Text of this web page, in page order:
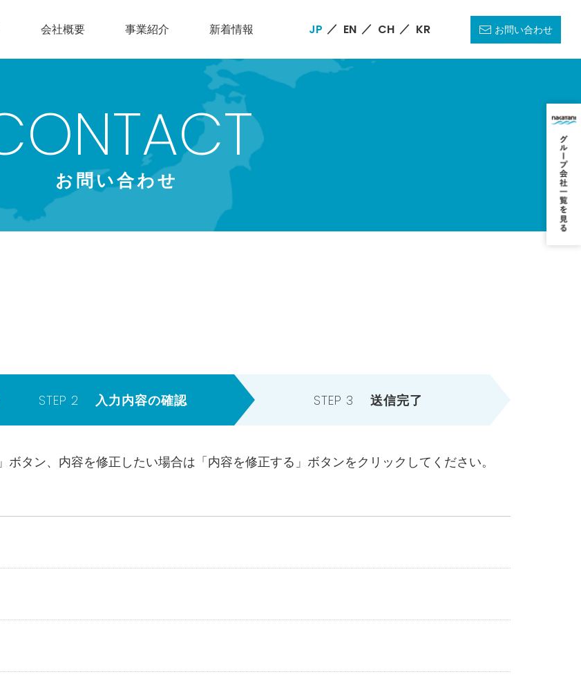
会社概要 事業紹介 新着情報 JP ／ EN ／ CH ／ KR お問い合わせ
お問い合わせ
STEP 2 入力内容の確認 STEP 3 送信完了
タン、内容を修正したい場合は「内容を修正する」ボタンをクリックしてください。